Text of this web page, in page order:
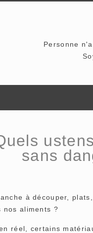
Personne
sans
à découper,
nos aliments ?
réel, certains